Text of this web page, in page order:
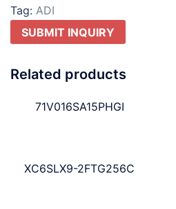
Tag: ADI
SUBMIT INQUIRY
Related products
71V016SA15PHGI
XC6SLX9-2FTG256C